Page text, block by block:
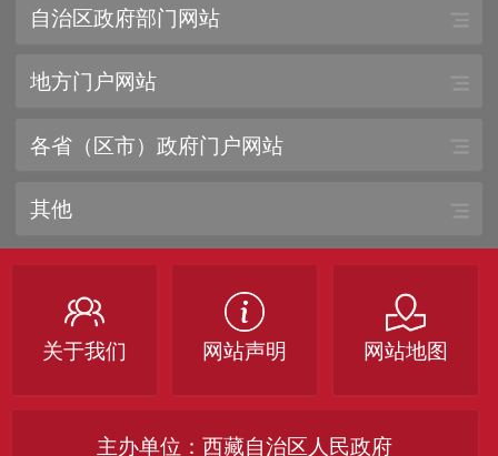
自治区政府部门网站
地方门户网站
各省（区市）政府门户网站
其他
关于我们 网站声明 网站地图
主办单位：西藏自治区人民政府